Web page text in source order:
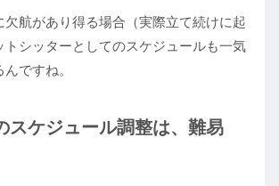
欠航があり得る場合（実際立て続けに起
トシッターとしてのスケジュールも一気
ですね。
スケジュール調整は、難易